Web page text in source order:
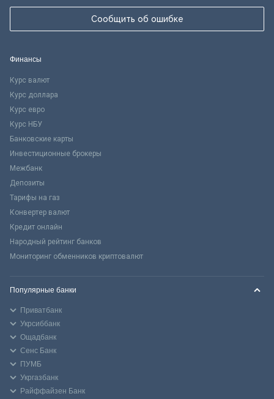
Сообщить об ошибке
Финансы
Курс валют
Курс доллара
Курс евро
Курс НБУ
Банковские карты
Инвестиционные брокеры
Межбанк
Депозиты
Тарифы на газ
Конвертер валют
Кредит онлайн
Народный рейтинг банков
Мониторинг обменников криптовалют
Популярные банки
Приватбанк
Укрсиббанк
Ощадбанк
Сенс Банк
ПУМБ
Укргазбанк
Райффайзен Банк